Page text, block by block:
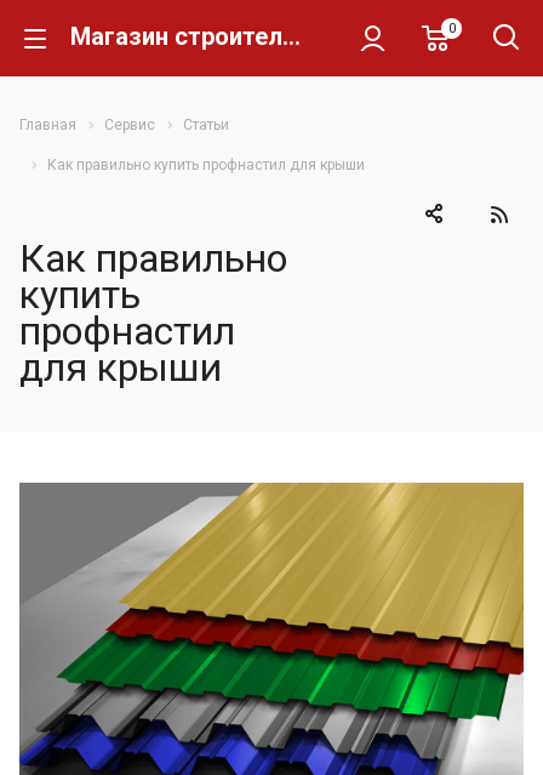
Магазин строительных материалов Склад Кирпича 0
Главная Сервис Статьи
Как правильно купить профнастил для крыши
Как правильно
купить
профнастил
для крыши